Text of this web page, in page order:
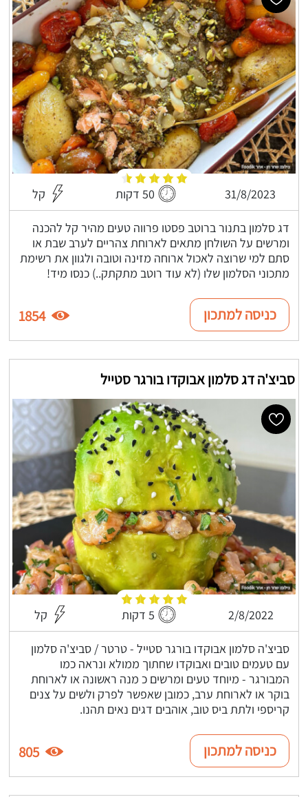
31/8/2023 50 דקות קל
דג סלמון בתנור ברוטב פסטו פרווה טעים מהיר קל להכנה
ומרשים על השולחן מתאים לארוחת צהריים לערב שבת או
סתם למי שרוצה לאכול ארוחה מזינה וטובה ולגוון את רשימת
מתכוני הסלמון שלו (לא עוד רוטב מתקתק..) כנסו מיד!
כניסה למתכון 1854
סביצ'ה דג סלמון אבוקדו בורגר סטייל
2/8/2022 5 דקות קל
סביצ'ה סלמון אבוקדו בורגר סטייל - טרטר / סביצ'ה סלמון
עם טעמים טובים ואבוקדו שחתוך ממולא ונראה כמו
המבורגר - מיוחד טעים ומרשים כ מנה ראשונה או לארוחת
בוקר או לארוחת ערב, כמובן שאפשר לפרק ולשים על צנים
קריספי ולתת ביס טוב, אוהבים דגים נאים תהנו.
כניסה למתכון 805